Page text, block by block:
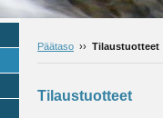
Päätaso ›› Tilaustuotteet
Tilaustuotteet